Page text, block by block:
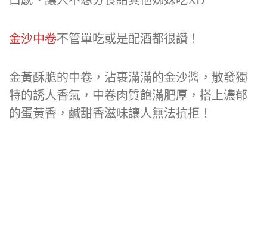
金沙中卷不管單吃或是配酒都很讚！
金黃酥脆的中卷，沾裹滿滿的金沙醬，散發獨
特的誘人香氣，中卷肉質飽滿肥厚，搭上濃郁
的蛋黃香，鹹甜香滋味讓人無法抗拒！